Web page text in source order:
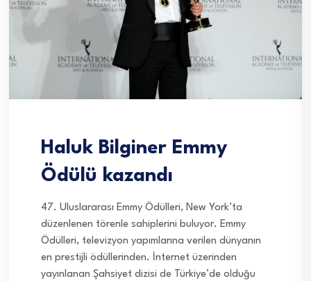
Haluk Bilginer Emmy
Ödülü kazandı
47. Uluslararası Emmy Ödülleri, New York’ta
düzenlenen törenle sahiplerini buluyor. Emmy
Ödülleri, televizyon yapımlarına verilen dünyanın
en prestijli ödüllerinden. İnternet üzerinden
yayınlanan Şahsiyet dizisi de Türkiye’de olduğu